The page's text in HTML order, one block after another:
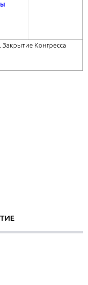
Конгресса